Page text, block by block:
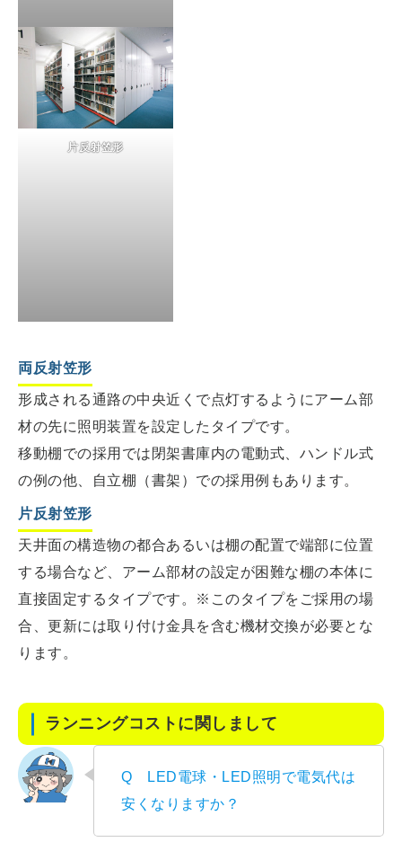
片反射笠形
両反射笠形
形成される通路の中央近くで点灯するようにアーム部
材の先に照明装置を設定したタイプです。
移動棚での採用では閉架書庫内の電動式、ハンドル式
の例の他、自立棚（書架）での採用例もあります。
片反射笠形
天井面の構造物の都合あるいは棚の配置で端部に位置
する場合など、アーム部材の設定が困難な棚の本体に
直接固定するタイプです。※このタイプをご採用の場
合、更新には取り付け金具を含む機材交換が必要とな
ります。
ランニングコストに関しまして
Q LED電球・LED照明で電気代は
安くなりますか？